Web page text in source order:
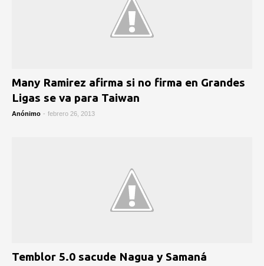
Many Ramirez afirma si no firma en Grandes
Ligas se va para Taiwan
Anónimo - febrero 26, 2013
Temblor 5.0 sacude Nagua y Samaná